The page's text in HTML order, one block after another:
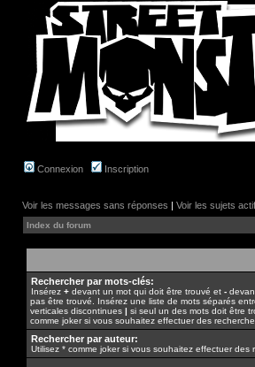
Connexion Inscription
Voir les messages sans réponses | Voir les sujets
Index du forum
Rechercher par mots-clés:
Insérez + devant un mot qui doit être trouvé et -
pas être trouvé. Insérez une liste de mots séparés
verticales discontinues | si seul un des mots doit être
comme joker si vous souhaitez effectuer des
Rechercher par auteur:
Utilisez * comme joker si vous souhaitez effectuer des